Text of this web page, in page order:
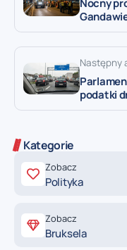
Nocny
Następny
podatki
Kategorie
Zobacz
Polityka
Zobacz
Bruksela